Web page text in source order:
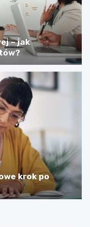
– jak
krok po